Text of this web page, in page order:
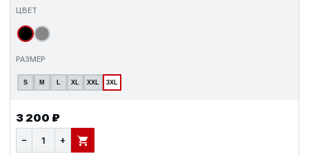
ЦВЕТ
РАЗМЕР
S M L XL XXL 3XL
3 200 ₽
− + В КОРЗИНУ